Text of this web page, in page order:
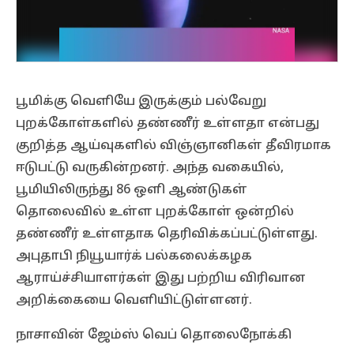
பூமிக்கு வெளியே இருக்கும் பல்வேறு
புறக்கோள்களில் தண்ணீர் உள்ளதா என்பது
குறித்த ஆய்வுகளில் விஞ்ஞானிகள் தீவிரமாக
ஈடுபட்டு வருகின்றனர். அந்த வகையில்,
பூமியிலிருந்து 86 ஒளி ஆண்டுகள்
தொலைவில் உள்ள புறக்கோள் ஒன்றில்
தண்ணீர் உள்ளதாக தெரிவிக்கப்பட்டுள்ளது.
அபுதாபி நியூயார்க் பல்கலைக்கழக
ஆராய்ச்சியாளர்கள் இது பற்றிய விரிவான
அறிக்கையை வெளியிட்டுள்ளனர்.
நாசாவின் ஜேம்ஸ் வெப் தொலைநோக்கி